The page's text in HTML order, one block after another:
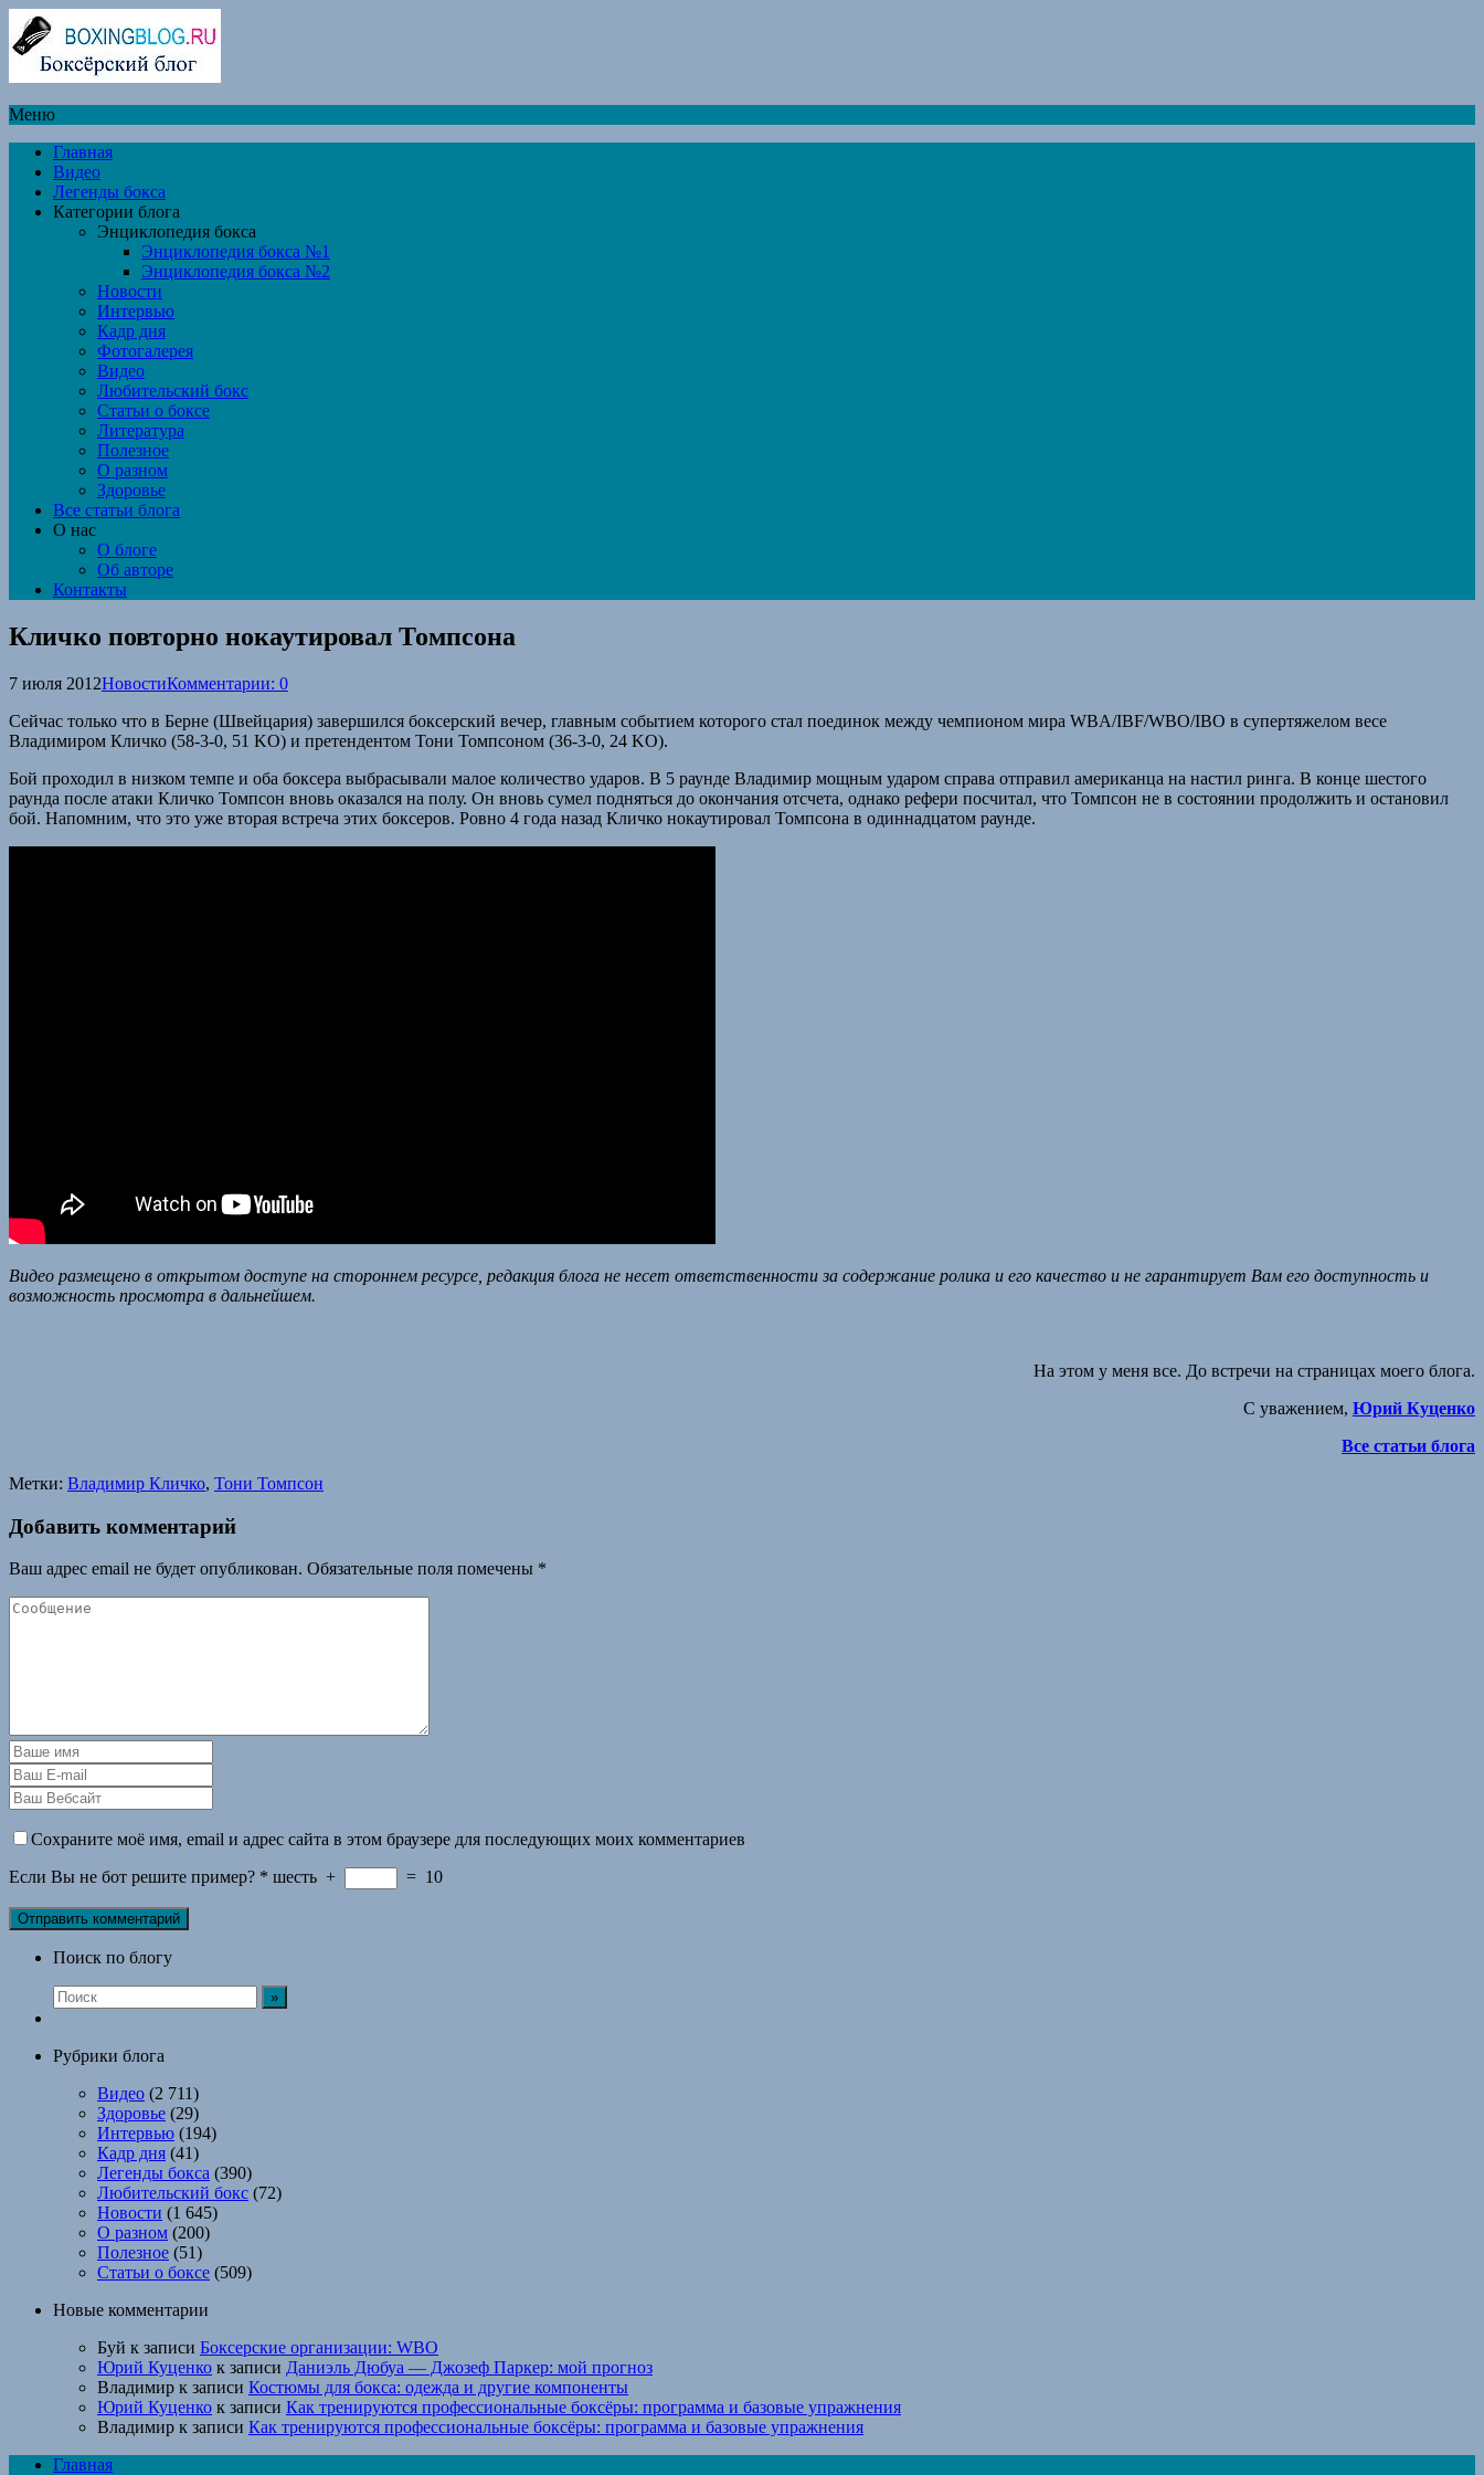
Меню
Главная
Видео
Легенды бокса
Категории блога
Энциклопедия бокса
Энциклопедия бокса №1
Энциклопедия бокса №2
Новости
Интервью
Кадр дня
Фотогалерея
Видео
Любительский бокс
Статьи о боксе
Литература
Полезное
О разном
Здоровье
Все статьи блога
О нас
О блоге
Об авторе
Контакты
Кличко повторно нокаутировал Томпсона
7 июля 2012НовостиКомментарии: 0
Сейчас только что в Берне (Швейцария) завершился боксерский вечер, главным событием которого стал поединок между чемпионом мира WBA/IBF/WBO/IBO в супертяжелом весе
Владимиром Кличко (58-3-0, 51 KO) и претендентом Тони Томпсоном (36-3-0, 24 KO).
Бой проходил в низком темпе и оба боксера выбрасывали малое количество ударов. В 5 раунде Владимир мощным ударом справа отправил американца на настил ринга. В конце шестого
раунда после атаки Кличко Томпсон вновь оказался на полу. Он вновь сумел подняться до окончания отсчета, однако рефери посчитал, что Томпсон не в состоянии продолжить и остановил
бой. Напомним, что это уже вторая встреча этих боксеров. Ровно 4 года назад Кличко нокаутировал Томпсона в одиннадцатом раунде.
Видео размещено в открытом доступе на стороннем ресурсе, редакция блога не несет ответственности за содержание ролика и его качество и не гарантирует Вам его доступность и
возможность просмотра в дальнейшем.
На этом у меня все. До встречи на страницах моего блога.
С уважением, Юрий Куценко
Все статьи блога
Метки: Владимир Кличко, Тони Томпсон
Добавить комментарий
Ваш адрес email не будет опубликован. Обязательные поля помечены *
Сохраните моё имя, email и адрес сайта в этом браузере для последующих моих комментариев
Если Вы не бот решите пример? * шесть + = 10
Поиск по блогу
Рубрики блога
Видео (2 711)
Здоровье (29)
Интервью (194)
Кадр дня (41)
Легенды бокса (390)
Любительский бокс (72)
Новости (1 645)
О разном (200)
Полезное (51)
Статьи о боксе (509)
Новые комментарии
Буй к записи Боксерские организации: WBO
Юрий Куценко к записи Даниэль Дюбуа — Джозеф Паркер: мой прогноз
Владимир к записи Костюмы для бокса: одежда и другие компоненты
Юрий Куценко к записи Как тренируются профессиональные боксёры: программа и базовые упражнения
Владимир к записи Как тренируются профессиональные боксёры: программа и базовые упражнения
Главная